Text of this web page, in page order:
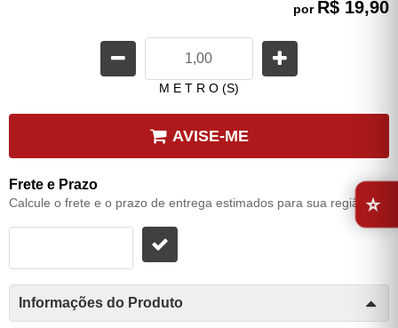
por R$ 19,90
M E T R O (S)
AVISE-ME
Frete e Prazo
Calcule o frete e o prazo de entrega estimados para sua região:
Informações do Produto
⭐